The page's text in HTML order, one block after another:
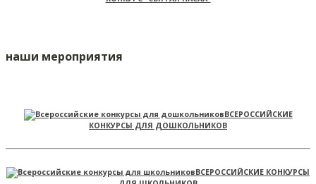
наши мероприятия
ВСЕРОССИЙСКИЕ
КОНКУРСЫ ДЛЯ ДОШКОЛЬНИКОВ
ВСЕРОССИЙСКИЕ КОНКУРСЫ